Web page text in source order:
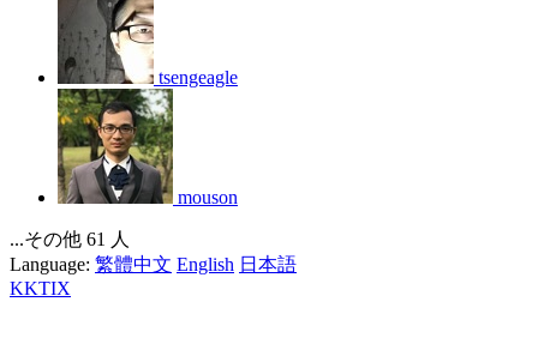
tsengeagle
mouson
...その他 61 人
Language: 繁體中文 English 日本語
KKTIX